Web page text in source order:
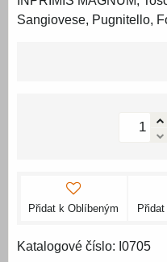
Sangiovese, Pugnitello,
Přidat k Oblíbeným
Katalogové číslo: I0705